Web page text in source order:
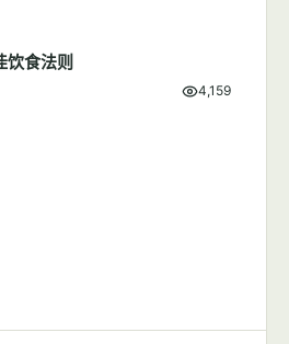
饮食法则
4,159